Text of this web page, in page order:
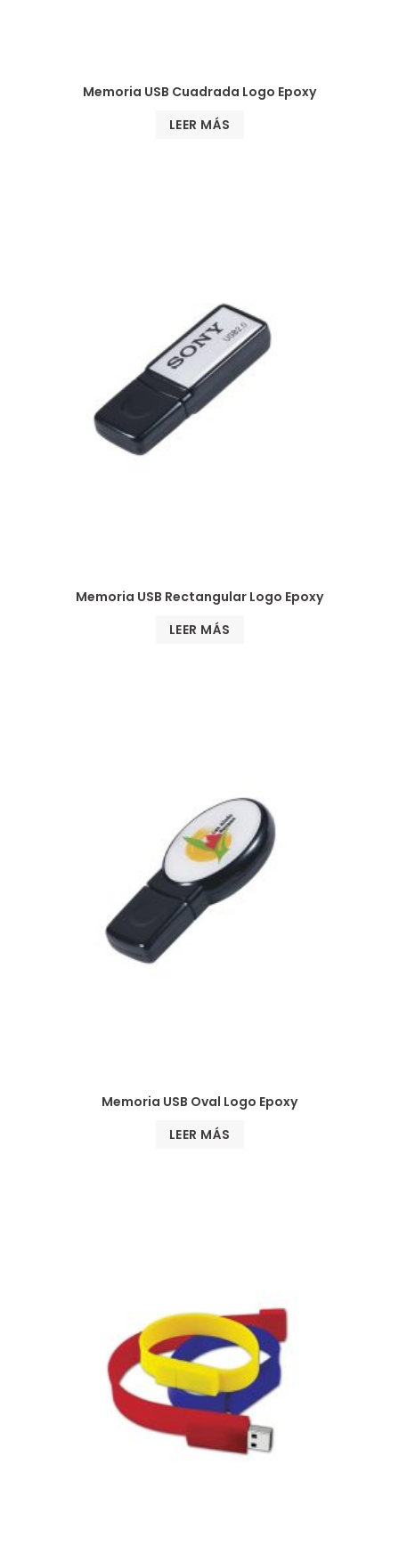
Memoria USB Cuadrada Logo Epoxy
LEER MÁS
Memoria USB Rectangular Logo Epoxy
LEER MÁS
Memoria USB Oval Logo Epoxy
LEER MÁS